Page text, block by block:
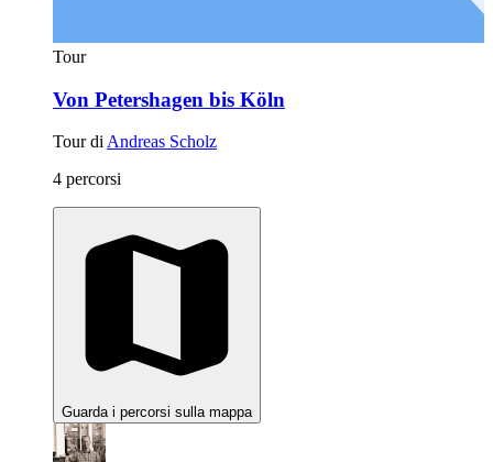
Tour
Von Petershagen bis Köln
Tour diAndreas Scholz
4 percorsi
Guarda i percorsi sulla mappa